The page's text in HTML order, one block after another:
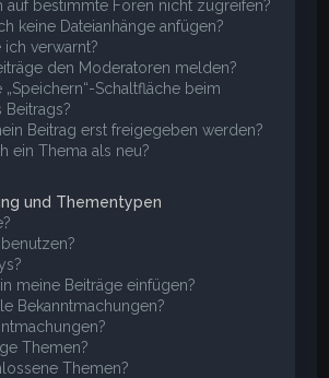
auf bestimmte Foren nicht zugreifen?
keine Dateianhänge anfügen?
verwarnt?
den Moderatoren melden?
Schaltfläche beim
Beitrags?
Beitrag erst freigegeben werden?
ein Thema als neu?
und Thementypen
meine Beiträge einfügen?
Bekanntmachungen?
Themen?
Themen?